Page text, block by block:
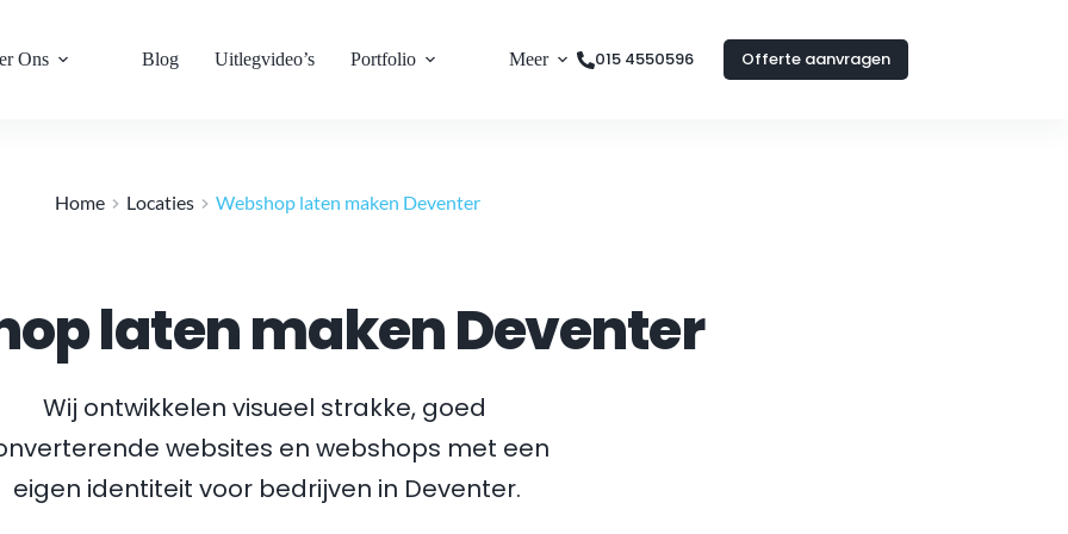
Ons Blog Uitlegvideo’s Portfolio Meer 015 4550596 Offerte aanvragen
Home Locaties Webshop laten maken Deventer
laten maken Deventer
Wij ontwikkelen visueel strakke, goed
websites en webshops met een
eigen identiteit voor bedrijven in Deventer.